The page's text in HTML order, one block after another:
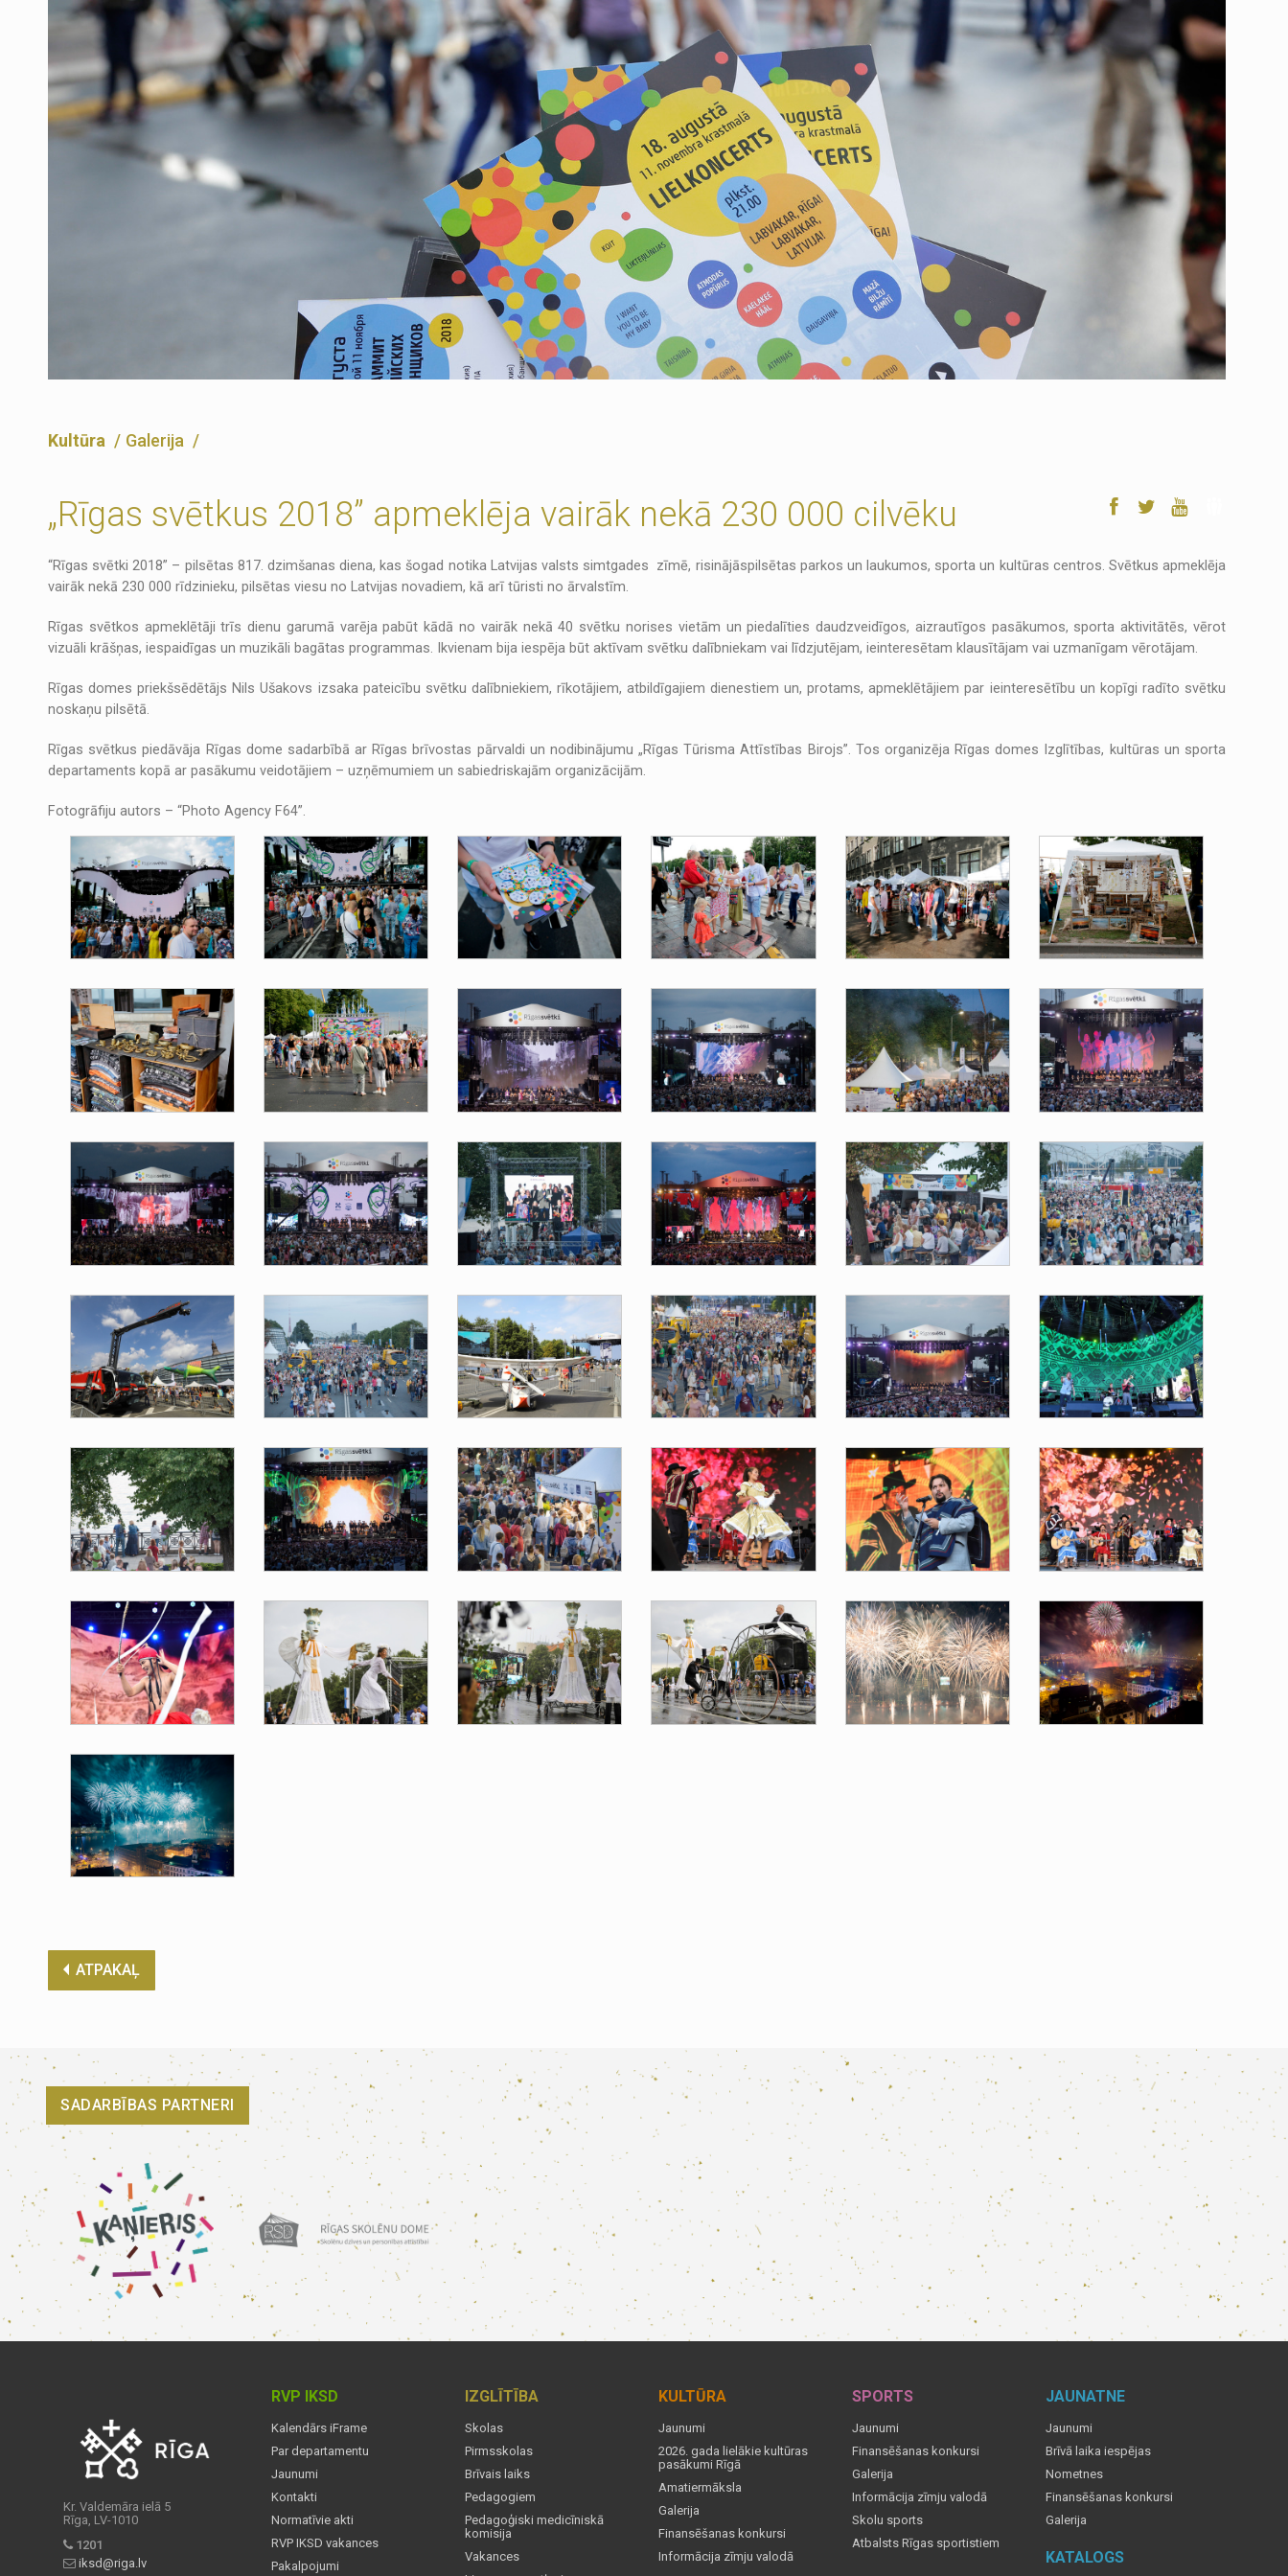
Kultūra Galerija
„Rīgas svētkus 2018” apmeklēja vairāk nekā 230 000 cilvēku
“Rīgas svētki 2018” – pilsētas 817. dzimšanas diena, kas šogad notika Latvijas valsts simtgades zīmē, risinājāspilsētas parkos un laukumos, sporta un kultūras centros. Svētkus apmeklēja
vairāk nekā 230 000 rīdzinieku, pilsētas viesu no Latvijas novadiem, kā arī tūristi no ārvalstīm.
Rīgas svētkos apmeklētāji trīs dienu garumā varēja pabūt kādā no vairāk nekā 40 svētku norises vietām un piedalīties daudzveidīgos, aizrautīgos pasākumos, sporta aktivitātēs, vērot
vizuāli krāšņas, iespaidīgas un muzikāli bagātas programmas. Ikvienam bija iespēja būt aktīvam svētku dalībniekam vai līdzjutējam, ieinteresētam klausītājam vai uzmanīgam vērotājam.
Rīgas domes priekšsēdētājs Nils Ušakovs izsaka pateicību svētku dalībniekiem, rīkotājiem, atbildīgajiem dienestiem un, protams, apmeklētājiem par ieinteresētību un kopīgi radīto svētku
noskaņu pilsētā.
Rīgas svētkus piedāvāja Rīgas dome sadarbībā ar Rīgas brīvostas pārvaldi un nodibinājumu „Rīgas Tūrisma Attīstības Birojs”. Tos organizēja Rīgas domes Izglītības, kultūras un sporta
departaments kopā ar pasākumu veidotājiem – uzņēmumiem un sabiedriskajām organizācijām.
Fotogrāfiju autors – “Photo Agency F64”.
ATPAKAĻ
SADARBĪBAS PARTNERI
Kr. Valdemāra ielā 5
Rīga, LV-1010
1201
iksd@riga.lv
RVP IKSD
Kalendārs iFrame
Par departamentu
Jaunumi
Kontakti
Normatīvie akti
RVP IKSD vakances
Pakalpojumi
IZGLĪTĪBA
Skolas
Pirmsskolas
Brīvais laiks
Pedagogiem
Pedagoģiski medicīniskā
komisija
Vakances
KULTŪRA
Jaunumi
2026. gada lielākie kultūras
pasākumi Rīgā
Amatiermāksla
Galerija
Finansēšanas konkursi
Informācija zīmju valodā
SPORTS
Jaunumi
Finansēšanas konkursi
Galerija
Informācija zīmju valodā
Skolu sports
Atbalsts Rīgas sportistiem
JAUNATNE
Jaunumi
Brīvā laika iespējas
Nometnes
Finansēšanas konkursi
Galerija
KATALOGS